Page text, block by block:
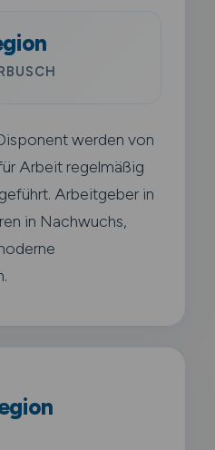
werden von
Arbeit regelmäßig
Arbeitgeber in
in Nachwuchs,